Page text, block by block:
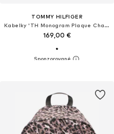
TOMMY HILFIGER
Kabelky 'TH Monogram Plaque Changing'
169,00 €